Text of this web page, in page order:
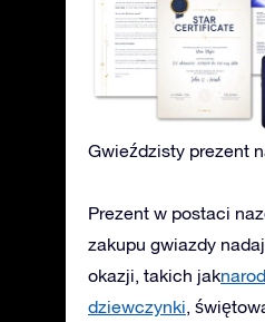
Gwieździsty prezent
Prezent w postaci
zakupu gwiazdy
okazji, takich jak
dziewczynki,